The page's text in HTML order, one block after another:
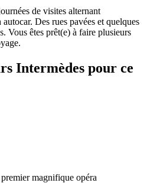
de visites alternant
Des rues pavées et quelques
Vous êtes prêt(e) à faire plusieurs
Intermèdes pour ce
magnifique opéra